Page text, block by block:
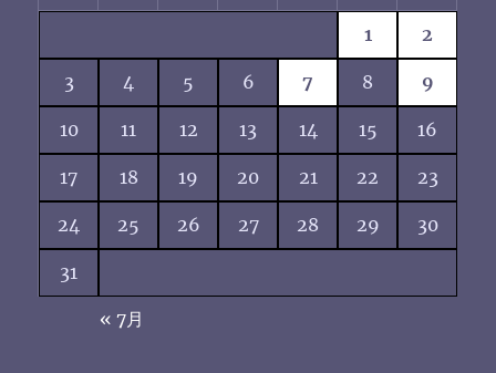
1 2
3 4 5 6 7 8 9
10 11 12 13 14 15 16
17 18 19 20 21 22 23
24 25 26 27 28 29 30
31
« 7月